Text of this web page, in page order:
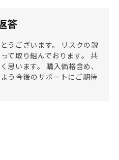
答
うございます。 リスクの説
て取り組んでおります。 共
思います。 購入価格含め、
う今後のサポートにご期待